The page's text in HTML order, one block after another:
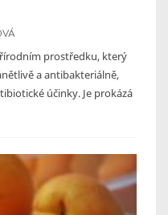
prostředku, který
a antibakteriálně,
účinky. Je prokázá